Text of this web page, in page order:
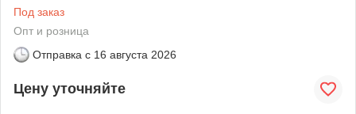
Под заказ
Опт и розница
Отправка с 16 августа 2026
Цену уточняйте